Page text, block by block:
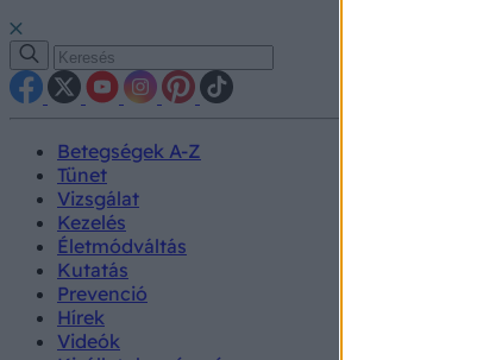
Betegségek A-Z
Tünet
Vizsgálat
Kezelés
Életmódváltás
Kutatás
Prevenció
Hírek
Videók